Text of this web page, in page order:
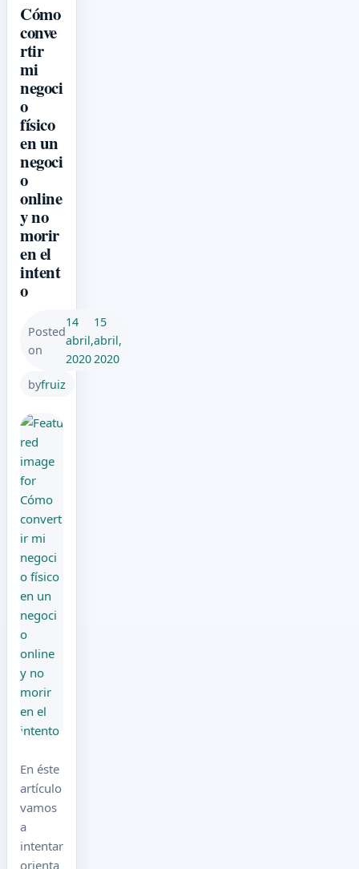
Cómo
conve
rtir
mi
negoci
o
físico
en un
negoci
o
online
y no
morir
en el
intent
o
Posted
on
14
abril,
2020
15
abril,
2020
byfruiz
En éste
artículo
vamos
a
intentar
orienta